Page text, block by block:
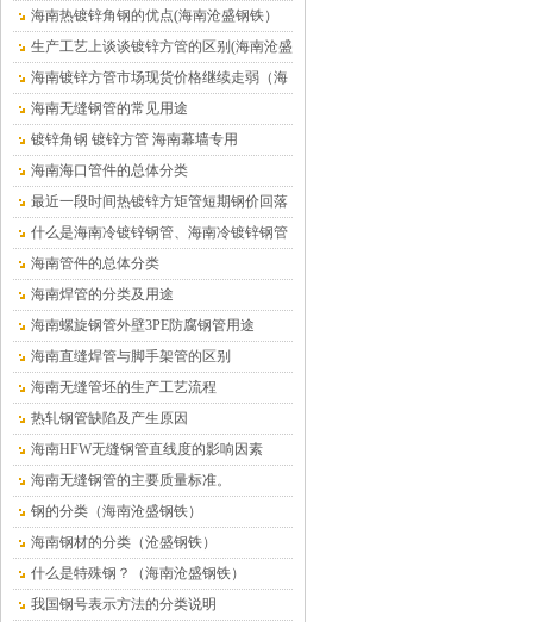
海南热镀锌角钢的优点(海南沧盛钢铁）
生产工艺上谈谈镀锌方管的区别(海南沧盛
钢铁）
海南镀锌方管市场现货价格继续走弱（海
南沧盛钢铁）
海南无缝钢管的常见用途
镀锌角钢 镀锌方管 海南幕墙专用
海南海口管件的总体分类
最近一段时间热镀锌方矩管短期钢价回落
的趋势仍将延续（海南）
什么是海南冷镀锌钢管、海南冷镀锌钢管
介绍
海南管件的总体分类
海南焊管的分类及用途
海南螺旋钢管外壁3PE防腐钢管用途
海南直缝焊管与脚手架管的区别
海南无缝管坯的生产工艺流程
热轧钢管缺陷及产生原因
海南HFW无缝钢管直线度的影响因素
海南无缝钢管的主要质量标准。
钢的分类（海南沧盛钢铁）
海南钢材的分类（沧盛钢铁）
什么是特殊钢？（海南沧盛钢铁）
我国钢号表示方法的分类说明